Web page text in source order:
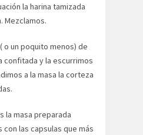
la harina tamizada
Mezclamos.
o un poquito menos) de
confitada y la escurrimos
a la masa la corteza
la masa preparada
las capsulas que más